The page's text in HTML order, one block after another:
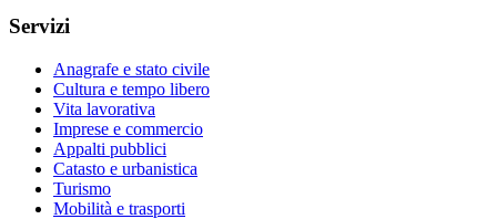
Servizi
Anagrafe e stato civile
Cultura e tempo libero
Vita lavorativa
Imprese e commercio
Appalti pubblici
Catasto e urbanistica
Turismo
Mobilità e trasporti